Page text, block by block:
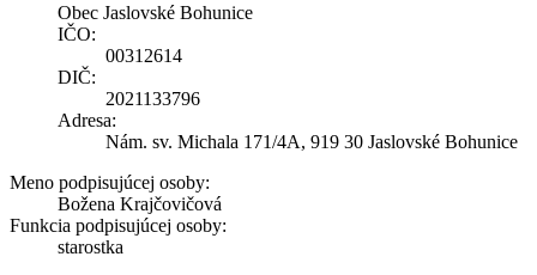
Obec Jaslovské Bohunice
IČO:
00312614
DIČ:
2021133796
Adresa:
Nám. sv. Michala 171/4A, 919 30 Jaslovské Bohunice
Meno podpisujúcej osoby:
Božena Krajčovičová
Funkcia podpisujúcej osoby:
starostka